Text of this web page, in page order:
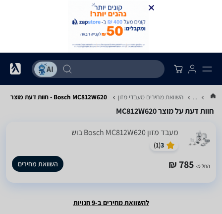
... השוואת מחירים מעבדי מזון Bosch MC812W620 - חוות דעת מוצר
חוות דעת על מוצר MC812W620
מעבד מזון Bosch MC812W620 בוש
3
(
1
)
החל מ- 785 ₪ השוואת מחירים
להשוואת מחירים ב-9 חנויות